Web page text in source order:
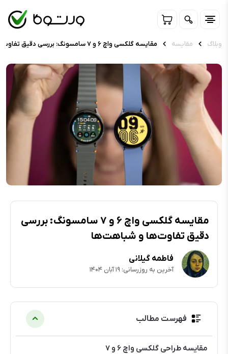
وبلاگ مقایسه مقایسه گلکسی واچ ۶ و ۷ سامسونگ:‌ بررسی دقیق تفاوت‌ها و شباهت‌ها
مقایسه گلکسی واچ ۶ و ۷ سامسونگ:‌ بررسی
دقیق تفاوت‌ها و شباهت‌ها
فاطمه گیلانی
آخرین به روزرسانی: ۱۹ آبان ۱۴۰۴
فهرست مطالب
مقایسه طراحی گلکسی واچ ۶ و ۷